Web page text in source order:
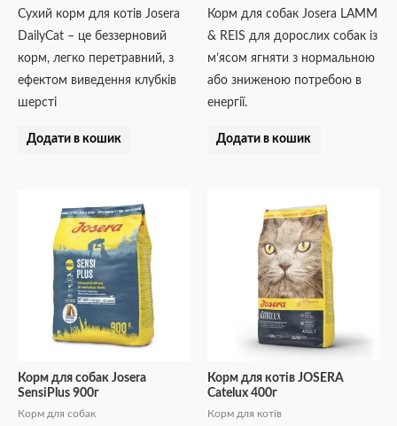
Сухий корм для котів Josera
DailyCat – це беззерновий
корм, легко перетравний, з
ефектом виведення клубків
шерсті
Додати в кошик
Корм для собак Josera LAMM
& REIS для дорослих собак із
м’ясом ягняти з нормальною
або зниженою потребою в
енергії.
Додати в кошик
Корм для собак Josera
SensiPlus 900г
Корм для собак
Корм для котів JOSERA
Catelux 400г
Корм для котів